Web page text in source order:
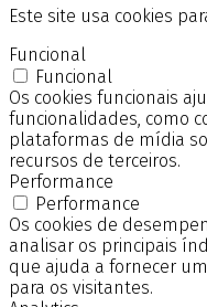
Este site usa cookies
Funcional
Funcional
Os cookies funcionais
funcionalidades, como
plataformas de mídia
recursos de terceiros.
Performance
Performance
Os cookies de
analisar os principais
que ajuda a fornecer
para os visitantes.